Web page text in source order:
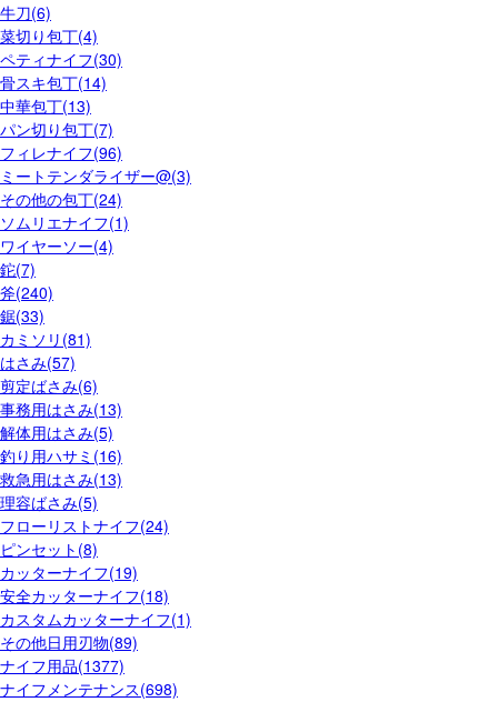
牛刀(6)
菜切り包丁(4)
ペティナイフ(30)
骨スキ包丁(14)
中華包丁(13)
パン切り包丁(7)
フィレナイフ(96)
ミートテンダライザー@(3)
その他の包丁(24)
ソムリエナイフ(1)
ワイヤーソー(4)
鉈(7)
斧(240)
鋸(33)
カミソリ(81)
はさみ(57)
剪定ばさみ(6)
事務用はさみ(13)
解体用はさみ(5)
釣り用ハサミ(16)
救急用はさみ(13)
理容ばさみ(5)
フローリストナイフ(24)
ピンセット(8)
カッターナイフ(19)
安全カッターナイフ(18)
カスタムカッターナイフ(1)
その他日用刃物(89)
ナイフ用品(1377)
ナイフメンテナンス(698)